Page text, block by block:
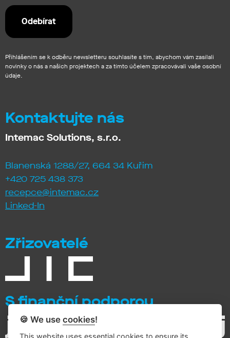
Přihlášením se k odběru newsletteru souhlasíte s tím, abychom vám zasílali
novinky o nás a našich projektech a za tímto účelem zpracovávali vaše osobní
údaje.
Kontaktujte nás
Intemac Solutions, s.r.o.
Blanenská 1288/27, 664 34 Kuřim
+420 725 438 373
recepce@intemac.cz
Linked-In
Zřizovatelé
S finanční podporou
🍪 We usecookies!
This website uses essential cookies to ensure its